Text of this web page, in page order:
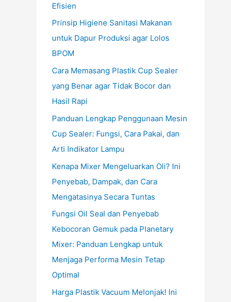
Efisien
Prinsip Higiene Sanitasi Makanan
untuk Dapur Produksi agar Lolos
BPOM
Cara Memasang Plastik Cup Sealer
yang Benar agar Tidak Bocor dan
Hasil Rapi
Panduan Lengkap Penggunaan Mesin
Cup Sealer: Fungsi, Cara Pakai, dan
Arti Indikator Lampu
Kenapa Mixer Mengeluarkan Oli? Ini
Penyebab, Dampak, dan Cara
Mengatasinya Secara Tuntas
Fungsi Oil Seal dan Penyebab
Kebocoran Gemuk pada Planetary
Mixer: Panduan Lengkap untuk
Menjaga Performa Mesin Tetap
Optimal
Harga Plastik Vacuum Melonjak! Ini